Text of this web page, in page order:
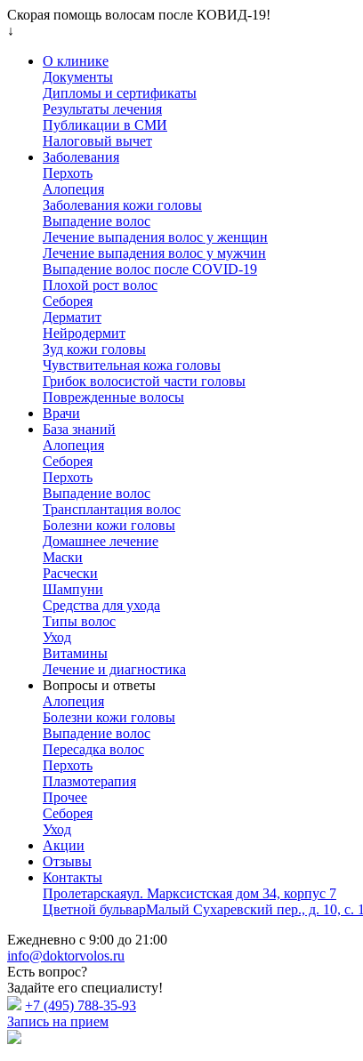
Скорая помощь волосам после КОВИД-19!
↓
О клинике
Документы
Дипломы и сертификаты
Результаты лечения
Публикации в СМИ
Налоговый вычет
Заболевания
Перхоть
Алопеция
Заболевания кожи головы
Выпадение волос
Лечение выпадения волос у женщин
Лечение выпадения волос у мужчин
Выпадение волос после COVID-19
Плохой рост волос
Cеборея
Дерматит
Нейродермит
Зуд кожи головы
Чувствительная кожа головы
Грибок волосистой части головы
Поврежденные волосы
Врачи
База знаний
Алопеция
Себорея
Перхоть
Выпадение волос
Трансплантация волос
Болезни кожи головы
Домашнее лечение
Маски
Расчески
Шампуни
Средства для ухода
Типы волос
Уход
Витамины
Лечение и диагностика
Вопросы и ответы
Алопеция
Болезни кожи головы
Выпадение волос
Пересадка волос
Перхоть
Плазмотерапия
Прочее
Себорея
Уход
Акции
Отзывы
Контакты
Пролетарскаяул. Марксистская дом 34, корпус 7
Цветной бульварМалый Сухаревский пер., д. 10, с. 1
Ежедневно с 9:00 до 21:00
info@doktorvolos.ru
Есть вопрос?
Задайте его специалисту!
+7 (495) 788-35-93
Запись на прием